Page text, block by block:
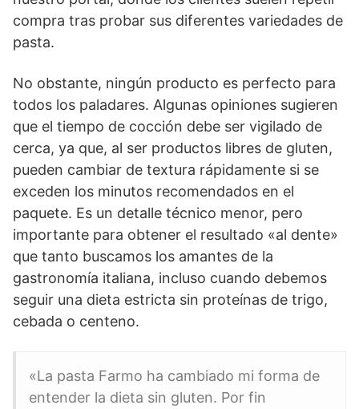
compra tras probar sus diferentes variedades de
pasta.
No obstante, ningún producto es perfecto para
todos los paladares. Algunas opiniones sugieren
que el tiempo de cocción debe ser vigilado de
cerca, ya que, al ser productos libres de gluten,
pueden cambiar de textura rápidamente si se
exceden los minutos recomendados en el
paquete. Es un detalle técnico menor, pero
importante para obtener el resultado «al dente»
que tanto buscamos los amantes de la
gastronomía italiana, incluso cuando debemos
seguir una dieta estricta sin proteínas de trigo,
cebada o centeno.
«La pasta Farmo ha cambiado mi forma de
entender la dieta sin gluten. Por fin